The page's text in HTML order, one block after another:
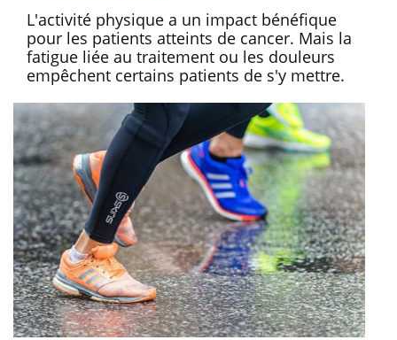
L'activité physique a un impact bénéfique
pour les patients atteints de cancer. Mais la
fatigue liée au traitement ou les douleurs
empêchent certains patients de s'y mettre.